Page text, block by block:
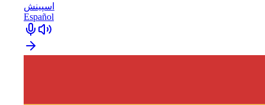
اسپينش
Español